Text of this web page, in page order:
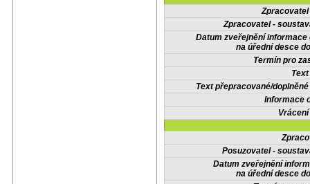
Zpracovatel -
Datum zveřejnění informace
na úřední desce
Termín pro
Text přepracované/
Informace
Posuzovatel -
Datum zveřejnění
na úřední desce